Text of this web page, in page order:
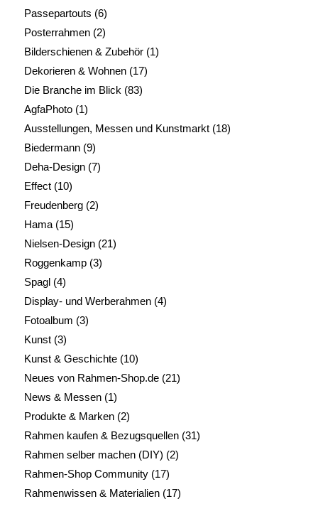
Passepartouts (6)
Posterrahmen(2)
Bilderschienen & Zubehör(1)
Dekorieren & Wohnen(17)
Die Branche im Blick (83)
AgfaPhoto(1)
Ausstellungen, Messen und Kunstmarkt(18)
Biedermann(9)
Deha-Design(7)
Effect(10)
Freudenberg(2)
Hama(15)
Nielsen-Design(21)
Roggenkamp(3)
Spagl(4)
Display- und Werberahmen(4)
Fotoalbum (3)
Kunst(3)
Kunst & Geschichte(10)
Neues von Rahmen-Shop.de(21)
News & Messen(1)
Produkte & Marken(2)
Rahmen kaufen & Bezugsquellen(31)
Rahmen selber machen (DIY) (2)
Rahmen-Shop Community(17)
Rahmenwissen & Materialien(17)